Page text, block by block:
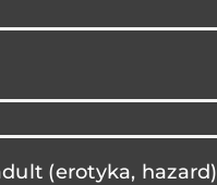
(erotyka, hazard)